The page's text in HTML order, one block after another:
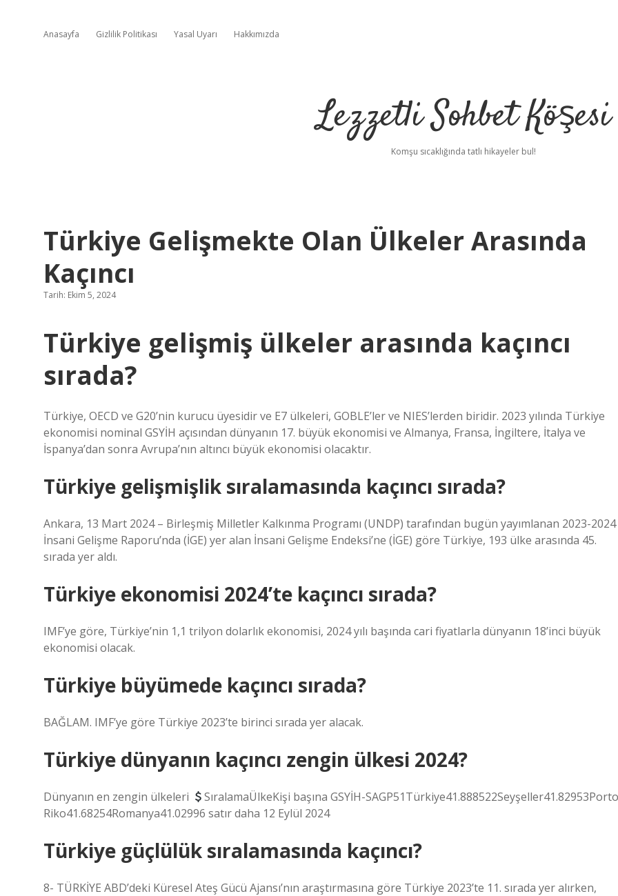
Anasayfa Gizlilik Politikası Yasal Uyarı Hakkımızda
Lezzetli Sohbet Köşesi
Komşu sıcaklığında tatlı hikayeler bul!
Türkiye Gelişmekte Olan Ülkeler Arasında
Kaçıncı
Tarih: Ekim 5, 2024
Türkiye gelişmiş ülkeler arasında kaçıncı
sırada?
Türkiye, OECD ve G20’nin kurucu üyesidir ve E7 ülkeleri, GOBLE’ler ve NIES’lerden biridir. 2023 yılında Türkiye
ekonomisi nominal GSYİH açısından dünyanın 17. büyük ekonomisi ve Almanya, Fransa, İngiltere, İtalya ve
İspanya’dan sonra Avrupa’nın altıncı büyük ekonomisi olacaktır.
Türkiye gelişmişlik sıralamasında kaçıncı sırada?
Ankara, 13 Mart 2024 – Birleşmiş Milletler Kalkınma Programı (UNDP) tarafından bugün yayımlanan 2023-2024
İnsani Gelişme Raporu’nda (İGE) yer alan İnsani Gelişme Endeksi’ne (İGE) göre Türkiye, 193 ülke arasında 45.
sırada yer aldı.
Türkiye ekonomisi 2024’te kaçıncı sırada?
IMF’ye göre, Türkiye’nin 1,1 trilyon dolarlık ekonomisi, 2024 yılı başında cari fiyatlarla dünyanın 18’inci büyük
ekonomisi olacak.
Türkiye büyümede kaçıncı sırada?
BAĞLAM. IMF’ye göre Türkiye 2023’te birinci sırada yer alacak.
Türkiye dünyanın kaçıncı zengin ülkesi 2024?
Dünyanın en zengin ülkeleri
SıralamaÜlkeKişi başına GSYİH-
Riko41.68254Romanya41.02996 satır daha 12 Eylül 2024
Türkiye güçlülük sıralamasında kaçıncı?
8- TÜRKİYE ABD’deki Küresel Ateş Gücü Ajansı’nın araştırmasına göre Türkiye 2023’te 11. sırada yer alırken,